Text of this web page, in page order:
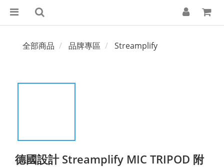
全部商品 品牌專區 Streamplify
德國設計 Streamplify MIC TRIPOD 附